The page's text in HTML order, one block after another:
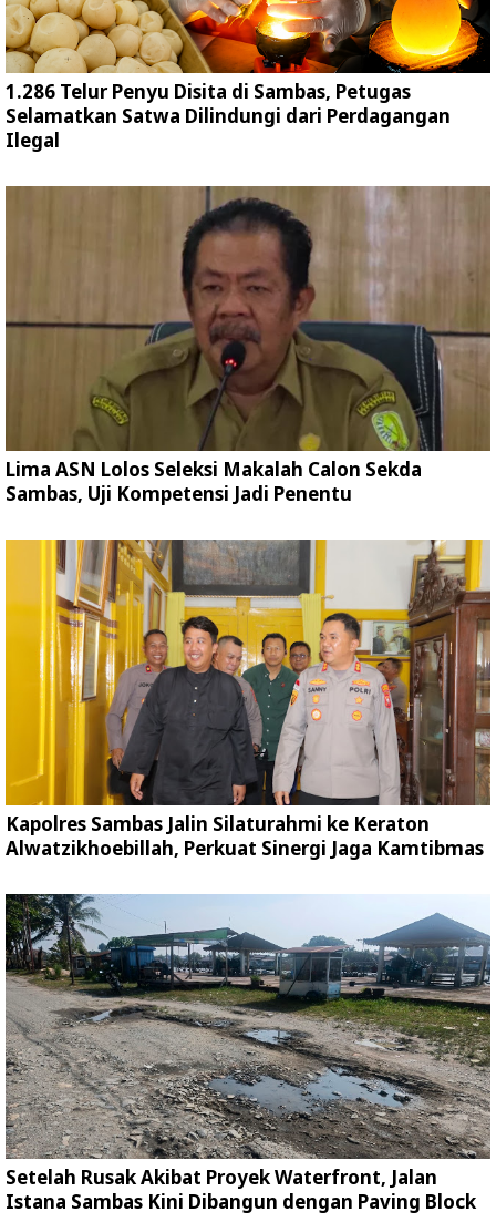
1.286 Telur Penyu Disita di Sambas, Petugas
Selamatkan Satwa Dilindungi dari Perdagangan
Ilegal
Lima ASN Lolos Seleksi Makalah Calon Sekda
Sambas, Uji Kompetensi Jadi Penentu
Kapolres Sambas Jalin Silaturahmi ke Keraton
Alwatzikhoebillah, Perkuat Sinergi Jaga Kamtibmas
Setelah Rusak Akibat Proyek Waterfront, Jalan
Istana Sambas Kini Dibangun dengan Paving Block